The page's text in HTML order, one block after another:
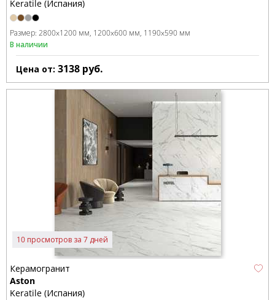
Keratile (Испания)
Размер: 2800x1200 мм 1200x600 мм 1190x590 мм
В наличии
Цена от: 3138 руб.
10 просмотров за 7 дней
Керамогранит
Aston
Keratile (Испания)